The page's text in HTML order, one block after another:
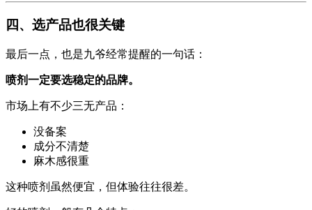
四、选产品也很关键
最后一点，也是九爷经常提醒的一句话：
喷剂一定要选稳定的品牌。
市场上有不少三无产品：
没备案
成分不清楚
麻木感很重
这种喷剂虽然便宜，但体验往往很差。